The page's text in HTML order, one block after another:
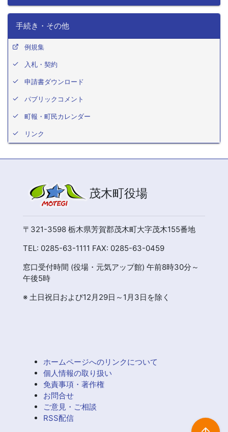
手続き・その他
例規集
入札・契約
申請書ダウンロード
パブリックコメント
町報・町民カレンダー
リンク
茂木町役場
〒321-3598 栃木県芳賀郡茂木町大字茂木155番地
TEL: 0285-63-1111 FAX: 0285-63-0459
窓口受付時間 (役場・元気アップ館) 午前8時30分～
午後5時
※ 土日祝日および12月29日～1月3日を除く
ホームページへのリンクについて
個人情報の取り扱い
免責事項・著作権
お問合せ
ご意見・ご相談
RSS配信